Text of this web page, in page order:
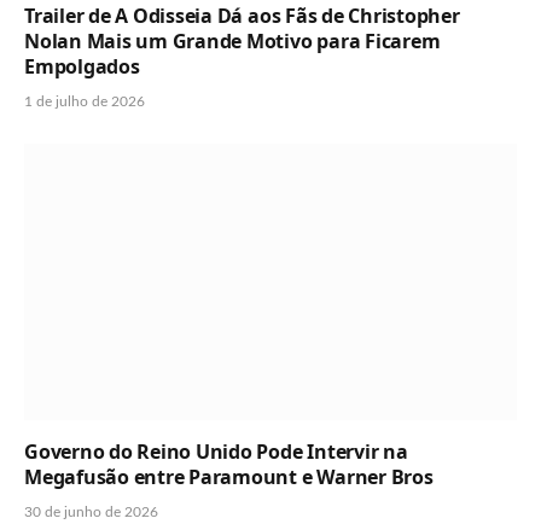
Trailer de A Odisseia Dá aos Fãs de Christopher
Nolan Mais um Grande Motivo para Ficarem
Empolgados
1 de julho de 2026
Governo do Reino Unido Pode Intervir na
Megafusão entre Paramount e Warner Bros
30 de junho de 2026